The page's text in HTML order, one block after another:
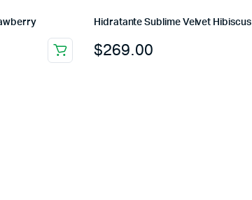
Hidratante Sublime Velvet Hibiscus
$269.00